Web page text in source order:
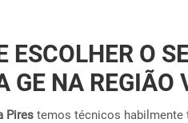
ESCOLHER O
GE NA REGIÃO
Pires temos técnicos habilmente